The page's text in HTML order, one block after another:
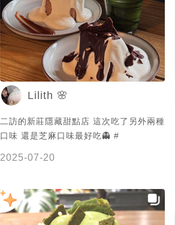
Lilith 🌸
二訪的新莊隱藏甜點店 這次吃了另外兩種
口味 還是芝麻口味最好吃👻 #
2025-07-20